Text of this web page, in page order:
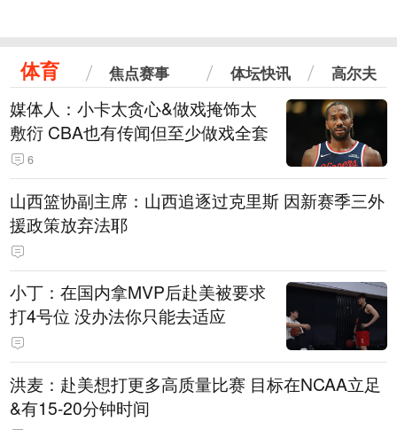
体育 焦点赛事 体坛快讯 高尔夫
媒体人：小卡太贪心&做戏掩饰太
敷衍 CBA也有传闻但至少做戏全套
6
山西篮协副主席：山西追逐过克里斯 因新赛季三外
援政策放弃法耶
小丁：在国内拿MVP后赴美被要求
打4号位 没办法你只能去适应
洪麦：赴美想打更多高质量比赛 目标在NCAA立足
&有15-20分钟时间